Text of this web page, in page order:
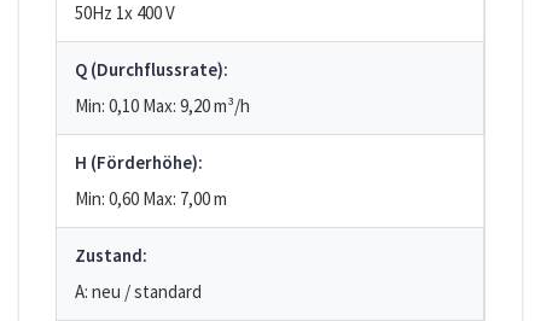
50Hz 1x 400 V
Q (Durchflussrate):
Min: 0,10 Max: 9,20m³/h
H (Förderhöhe):
Min: 0,60 Max: 7,00m
Zustand:
A: neu / standard